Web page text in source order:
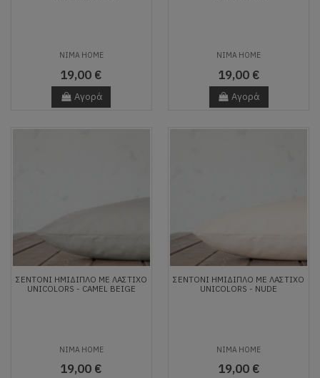
NIMA HOME
19,00 €
Αγορά
NIMA HOME
19,00 €
Αγορά
ΣΕΝΤΌΝΙ ΗΜΊΔΙΠΛΟ ΜΕ ΛΆΣΤΙΧΟ
UNICOLORS - CAMEL BEIGE
NIMA HOME
19,00 €
ΣΕΝΤΌΝΙ ΗΜΊΔΙΠΛΟ ΜΕ ΛΆΣΤΙΧΟ
UNICOLORS - NUDE
NIMA HOME
19,00 €